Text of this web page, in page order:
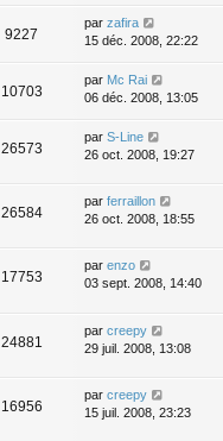
9227
par zafira
15 déc. 2008, 22:22
10703
par Mc Rai
06 déc. 2008, 13:05
26573
par S-Line
26 oct. 2008, 19:27
26584
par ferraillon
26 oct. 2008, 18:55
17753
par enzo
03 sept. 2008, 14:40
24881
par creepy
29 juil. 2008, 13:08
16956
par creepy
15 juil. 2008, 23:23